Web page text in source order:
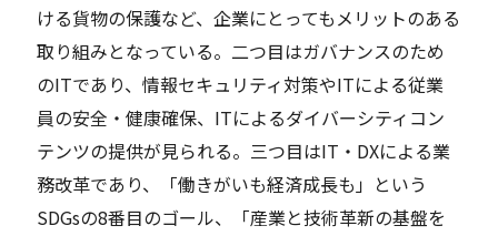
ける貨物の保護など、企業にとってもメリットのある
取り組みとなっている。二つ目はガバナンスのため
のITであり、情報セキュリティ対策やITによる従業
員の安全・健康確保、ITによるダイバーシティコン
テンツの提供が見られる。三つ目はIT・DXによる業
務改革であり、「働きがいも経済成長も」という
SDGsの8番目のゴール、「産業と技術革新の基盤を